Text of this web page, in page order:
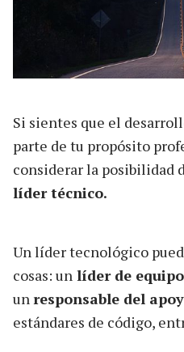
Si sientes que el
parte de tu propósito
considerar la posibilidad
líder técnico.
Un líder tecnológico
cosas: un líder de equipo
unresponsable del
estándares de código,